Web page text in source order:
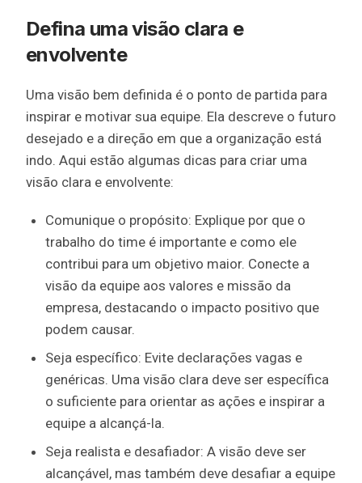
Defina uma visão clara e
envolvente
Uma visão bem definida é o ponto de partida para
inspirar e motivar sua equipe. Ela descreve o futuro
desejado e a direção em que a organização está
indo. Aqui estão algumas dicas para criar uma
visão clara e envolvente:
Comunique o propósito: Explique por que o
trabalho do time é importante e como ele
contribui para um objetivo maior. Conecte a
visão da equipe aos valores e missão da
empresa, destacando o impacto positivo que
podem causar.
Seja específico: Evite declarações vagas e
genéricas. Uma visão clara deve ser específica
o suficiente para orientar as ações e inspirar a
equipe a alcançá-la.
Seja realista e desafiador: A visão deve ser
alcançável, mas também deve desafiar a equipe